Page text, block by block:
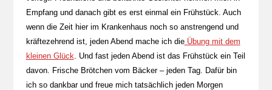
Empfang und danach gibt es erst einmal ein Frühstück. Auch
wenn die Zeit hier im Krankenhaus noch so anstrengend und
kräftezehrend ist, jeden Abend mache ich dieÜbung mit dem
kleinen Glück. Und fast jeden Abend ist das Frühstück ein Teil
davon. Frische Brötchen vom Bäcker – jeden Tag. Dafür bin
ich so dankbar und freue mich tatsächlich jeden Morgen